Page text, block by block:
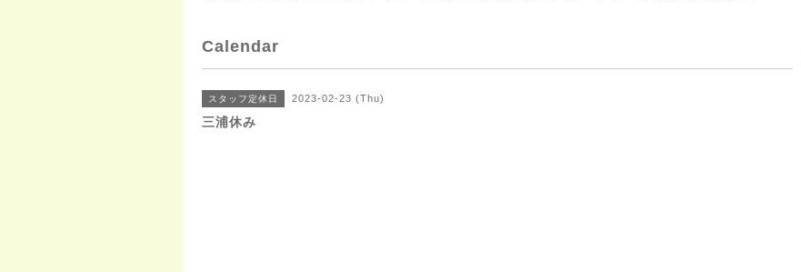
Calendar
スタッフ定休日 2023-02-23 (Thu)
三浦休み